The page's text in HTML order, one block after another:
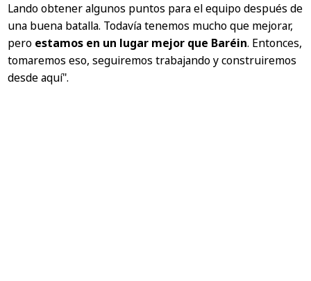
Lando obtener algunos puntos para el equipo después de
una buena batalla. Todavía tenemos mucho que mejorar,
pero estamos en un lugar mejor que Baréin. Entonces,
tomaremos eso, seguiremos trabajando y construiremos
desde aquí".